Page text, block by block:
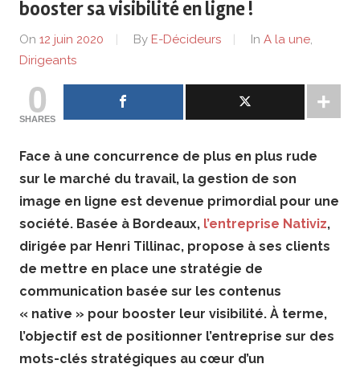
de
lentreprise
et
ses
dirigeants
booster sa visibilité en ligne !
On 12 juin 2020 By E-Décideurs In A la une,
Dirigeants
0
SHARES
Face à une concurrence de plus en plus rude
sur le marché du travail, la gestion de son
image en ligne est devenue primordial pour une
société. Basée à Bordeaux, l’entreprise Nativiz,
dirigée par Henri Tillinac, propose à ses clients
de mettre en place une stratégie de
communication basée sur les contenus
« native » pour booster leur visibilité. À terme,
l’objectif est de positionner l’entreprise sur des
mots-clés stratégiques au cœur d’un